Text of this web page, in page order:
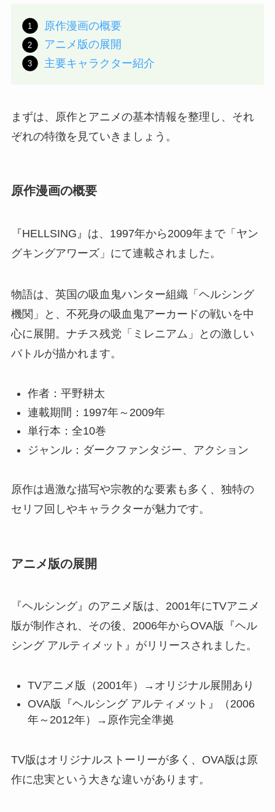
原作漫画の概要
アニメ版の展開
主要キャラクター紹介
まずは、原作とアニメの基本情報を整理し、それ
ぞれの特徴を見ていきましょう。
原作漫画の概要
『HELLSING』は、1997年から2009年まで「ヤン
グキングアワーズ」にて連載されました。
物語は、英国の吸血鬼ハンター組織「ヘルシング
機関」と、不死身の吸血鬼アーカードの戦いを中
心に展開。ナチス残党「ミレニアム」との激しい
バトルが描かれます。
作者：平野耕太
連載期間：1997年～2009年
単行本：全10巻
ジャンル：ダークファンタジー、アクション
原作は過激な描写や宗教的な要素も多く、独特の
セリフ回しやキャラクターが魅力です。
アニメ版の展開
『ヘルシング』のアニメ版は、2001年にTVアニメ
版が制作され、その後、2006年からOVA版『ヘル
シング アルティメット』がリリースされました。
TVアニメ版（2001年）→オリジナル展開あり
OVA版『ヘルシング アルティメット』（2006
年～2012年）→原作完全準拠
TV版はオリジナルストーリーが多く、OVA版は原
作に忠実という大きな違いがあります。